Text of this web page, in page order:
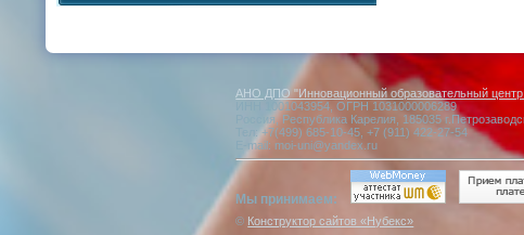
АНО ДПО "Инновационный образовательный центр
ИНН 1001043954, ОГРН 1031000006289
Россия, Республика Карелия, 185035
Тел: +7(499) 685-10-45, +7 (911) 422-27-54
E-mail: moi-uni@yandex.ru
Мы принимаем:
© Конструктор сайтов «Нубекс»